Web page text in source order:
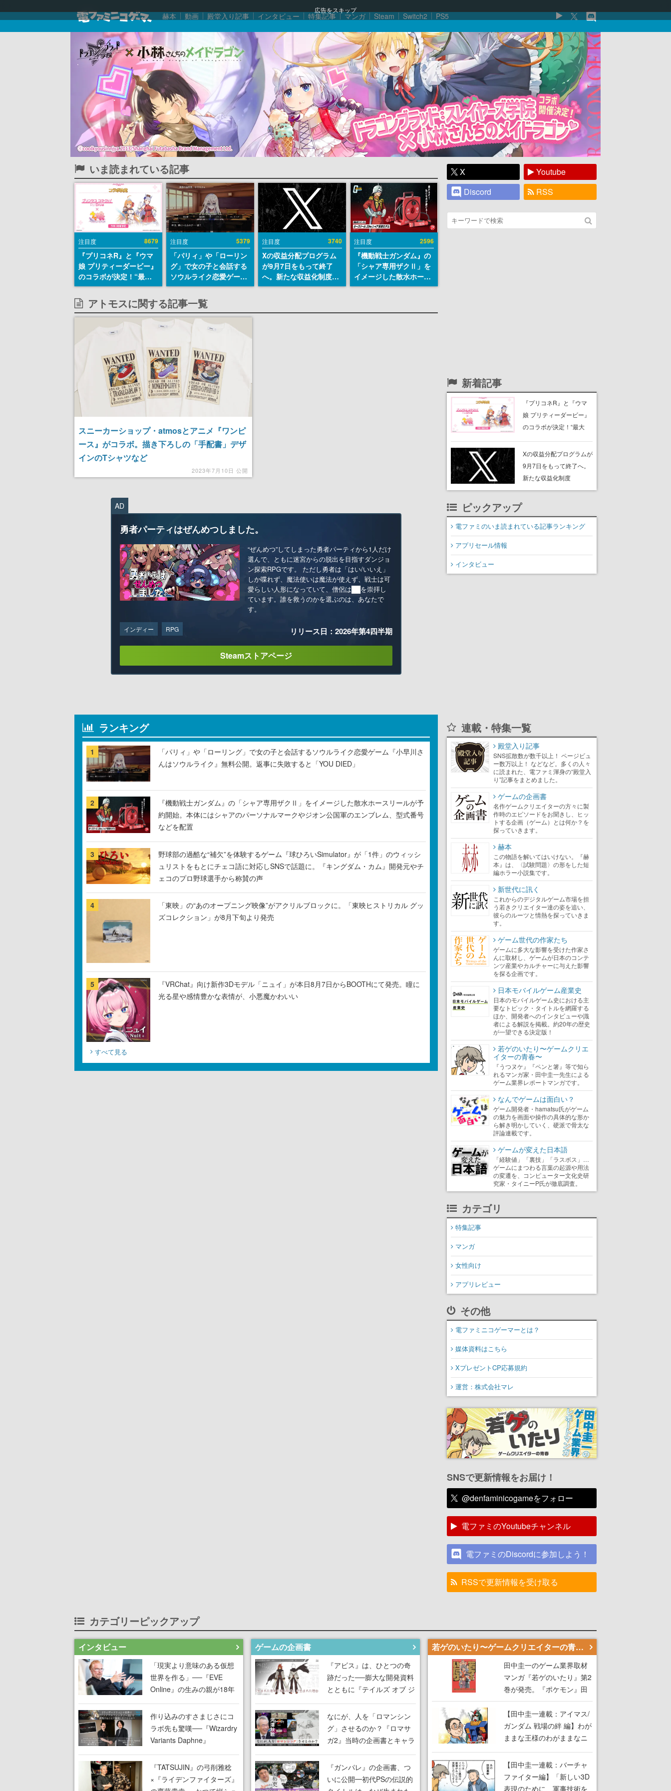
広告をスキップ
赫本 動画 殿堂入り記事 インタビュー 特集記事 マンガ Steam Switch2 PS5
いま読まれている記事
注目度 8679
『プリコネR』と『ウマ
娘 プリティーダービー』
のコラボが決定！“最大
170連無料”の8.5周年キ
ャンペーンなども発表
注目度 5379
「パリィ」や「ローリン
グ」で女の子と会話する
ソウルライク恋愛ゲーム
『小早川さんはソウルラ
イク』無料公開。返事に
失敗すると「YOU
DIED」
注目度 3740
Xの収益分配プログラム
が9月7日をもって終了
へ。新たな収益化制度
「Original Content
注目度 2596
『機動戦士ガンダム』の
「シャア専用ザクⅡ」を
イメージした散水ホース
リールが予約開始。本体
アトモスに関する記事一覧
スニーカーショップ・atmosとアニメ『ワンピ
ース』がコラボ。描き下ろしの「手配書」デザ
インのTシャツなど
2023年7月10日 公開
AD
勇者パーティはぜんめつしました。
“ぜんめつ”してしまった勇者パーティから1人だけ
選んで、ともに迷宮からの脱出を目指すダンジョ
ン探索RPGです。 ただし勇者は「はい/いいえ」
しか喋れず、魔法使いは魔法が使えず、戦士は可
愛らしい人形になっていて、僧侶は██を崇拝し
ています。誰を救うのかを選ぶのは、あなたで
す。
インディー RPG リリース日：2026年第4四半期
Steamストアページ
ランキング
1
「パリィ」や「ローリング」で女の子と会話するソウルライク恋愛ゲーム『小早川さ
んはソウルライク』無料公開。返事に失敗すると「YOU DIED」
2
『機動戦士ガンダム』の「シャア専用ザクⅡ」をイメージした散水ホースリールが予
約開始。本体にはシャアのパーソナルマークやジオン公国軍のエンブレム、型式番号
などを配置
3
野球部の過酷な“補欠”を体験するゲーム『球ひろいSimulator』が「1件」のウィッシ
ュリストをもとにチェコ語に対応しSNSで話題に。『キングダム・カム』開発元やチ
ェコのプロ野球選手から称賛の声
4
「東映」の“あのオープニング映像”がアクリルブロックに。「東映ヒストリカル グッ
ズコレクション」が8月下旬より発売
5
『VRChat』向け新作3Dモデル「ニュイ」が本日8月7日からBOOTHにて発売。瞳に
光る星や感情豊かな表情が、小悪魔かわいい
すべて見る
X
Youtube
Discord
RSS
新着記事
『プリコネR』と『ウマ
娘 プリティーダービー』
のコラボが決定！“最大
ンペーンなども発表
Xの収益分配プログラムが
9月7日をもって終了へ。
新たな収益化制度
「Original Content
ピックアップ
電ファミのいま読まれている記事ランキング
アプリセール情報
インタビュー
連載・特集一覧
殿堂入り記事
SNS拡散数が数千以上！ ページビュ
ー数万以上！ などなど。多くの人々
に読まれた、電ファミ渾身の“殿堂入
り”記事をまとめました。
ゲームの企画書
名作ゲームクリエイターの方々に製
作時のエピソードをお聞きし、ヒッ
トする企画（ゲーム）とは何か？を
探っていきます。
赫本
この物語を解いてはいけない。『赫
本』は、〈試験問題〉の形をした短
編ホラー小説集です。
新世代に訊く
これからのデジタルゲーム市場を担
う若きクリエイター達の姿を追い、
彼らのルーツと情熱を探っていきま
す。
ゲーム世代の作家たち
ゲームに多大な影響を受けた作家さ
んに取材し、ゲームが日本のコンテ
ンツ産業やカルチャーに与えた影響
を探る企画です。
日本モバイルゲーム産業史
日本のモバイルゲーム史における主
要なトピック・タイトルを網羅する
ほか、開発者へのインタビューや識
者による解説を掲載。約20年の歴史
が一望できる決定版！
若ゲのいたり〜ゲームクリエ
イターの青春〜
『うつヌケ』『ペンと箸』等で知ら
れるマンガ家・田中圭一先生による
ゲーム業界レポートマンガです。
なんでゲームは面白い？
ゲーム開発者・hamatsu氏がゲーム
の魅力を画面や操作の具体的な形か
ら解き明かしていく、硬派で骨太な
評論連載です。
ゲームが変えた日本語
「経験値」「裏技」「ラスボス」…
ゲームにまつわる言葉の起源や用法
の変遷を、コンピューター文化史研
究家・タイニーP氏が徹底調査。
カテゴリ
特集記事
マンガ
女性向け
アプリレビュー
その他
電ファミニコゲーマーとは？
媒体資料はこちら
XプレゼントCP応募規約
運営：株式会社マレ
SNSで更新情報をお届け！
@denfaminicogameをフォロー
電ファミのYoutubeチャンネル
電ファミのDiscordに参加しよう！
RSSで更新情報を受け取る
カテゴリーピックアップ
インタビュー
「現実より意味のある仮想
世界を作る」──『EVE
Online』の生みの親が18年
掲げ続ける”クレイジーな宣
言”は、比喩ではなく本気だ
った
作り込みのすさまじさにコ
ラボ先も驚嘆──『Wizardry
Variants Daphne』
×『FFXI』コラボが期間限
定なのにジョブもキャラも
武器も戦闘システムもワン
オフで作り込まれた理由を
『TATSUJIN』の弓削雅稔
×『ライデンファイターズ』
ゲームの企画書
『アビス』は、ひとつの奇
跡だった──膨大な開発資料
とともに『テイルズ オブ ジ
アビス』開発陣に聞く、
「生まれた意味を知る
RPG」が生まれた理由【ゲ
ームの企画書】
なにが、人を「ロマンシン
グ」させるのか？『ロマサ
ガ2』当時の企画書とキャラ
設定画から迫る、河津秋敏
がRPGに生み出した「ロマ
ン」の正体とは【ゲームの
企画書】
『ガンパレ』の企画書、つ
いに公開━初代PSの伝説的
若ゲのいたり〜ゲームクリエイターの青春〜
田中圭一のゲーム業界取材
マンガ『若ゲのいたり』第2
巻が発売。『ポケモン』田
尻智さん、『ゼビウス』遠
藤雅伸さんらの貴重なエピ
ソードを収録
【田中圭一連載：アイマス/
ガンダム 戦場の絆 編】わが
ままな王様のわがままなニ
ーズを満たす！──小山順一
朗が貫く姿勢に、ゲームク
リエイターとしての矜持を
見た【若ゲのいたり最終
【田中圭一連載：バーチャ
ファイター編】「新しい3D
表現のために、軍事技術を